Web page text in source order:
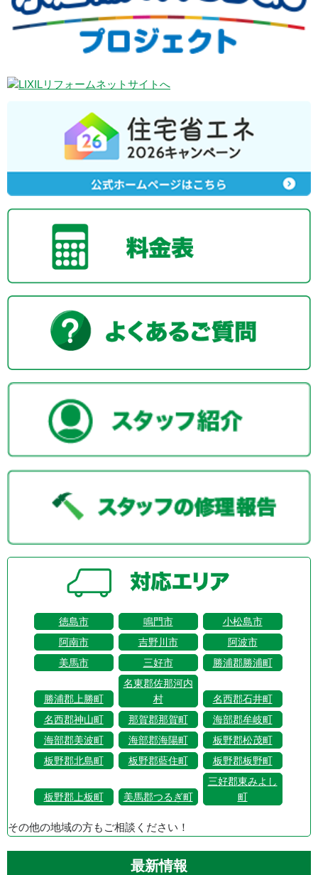
徳島市 鳴門市
小松島市
阿南市
吉野川市
阿波市
美馬市
三好市 勝浦郡勝浦町
勝浦郡上勝町
名東郡佐那河内
村
名西郡石井町
名西郡神山町
那賀郡那賀町
海部郡牟岐町
海部郡美波町
海部郡海陽町
板野郡松茂町
板野郡北島町
板野郡藍住町 板野郡板野町
板野郡上板町 美馬郡つるぎ町
三好郡東みよし
町
その他の地域の方もご相談ください！
最新情報